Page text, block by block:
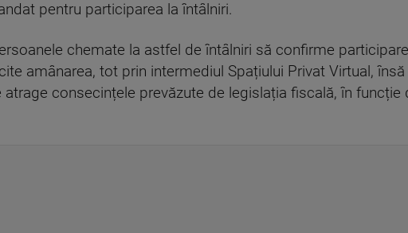
pentru participarea la întâlniri.
chemate la astfel de întâlniri să confirme
amânarea, tot prin intermediul Spațiului Privat Virtual,
consecințele prevăzute de legislația fiscală, în funcție